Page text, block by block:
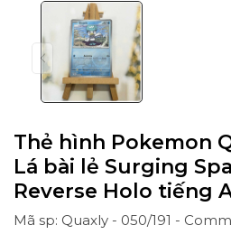
Thẻ hình Pokemon
Lá bài lẻ Surging
Reverse Holo tiếng
Mã sp: Quaxly - 050/191 -